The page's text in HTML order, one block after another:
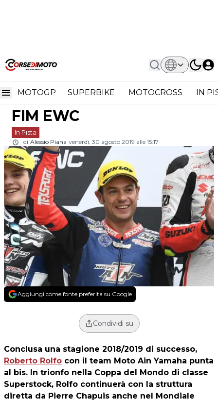
MOTOGP SUPERBIKE MOTOCROSS IN
Home In Pista
Roberto Rolfo Rinnova Con Moto Ain
Roberto Rolfo rinnova
con Moto Ain Yamaha nel
FIM EWC
In Pista
di Alessio Piana venerdì, 30 agosto 2019 alle 15:17
Aggiungi come fonte preferita su Google
Condividi su
Conclusa una stagione 2018/2019 di successo,
Roberto Rolfo con il team Moto Ain Yamaha punta
al bis. In trionfo nella Coppa del Mondo di classe
Superstock, Rolfo continuerà con la struttura
diretta da Pierre Chapuis anche nel Mondiale